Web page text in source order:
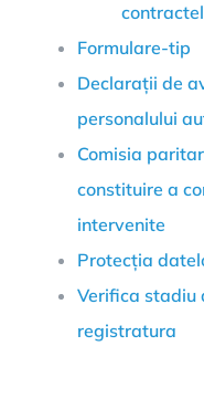
Formulare-tip
Declarații de
personalului
Comisia
constituire a
intervenite
Protecția
Verifica stadiu
registratura